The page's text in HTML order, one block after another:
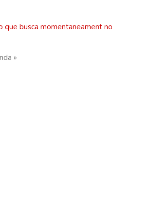
busca momentaneament no
»